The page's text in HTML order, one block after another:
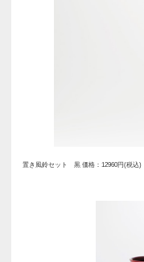
「WDH」
ジナル。
までの販
地の職人
の制作を行